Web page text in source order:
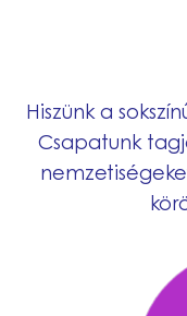
Hiszünk a
Csapatunk